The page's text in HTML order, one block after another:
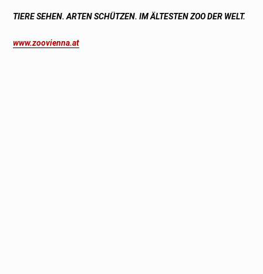
TIERE SEHEN. ARTEN SCHÜTZEN. IM ÄLTESTEN ZOO DER WELT.
www.zoovienna.at